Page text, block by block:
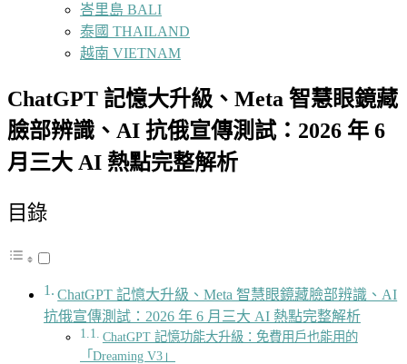
峇里島 BALI
泰國 THAILAND
越南 VIETNAM
ChatGPT 記憶大升級、Meta 智慧眼鏡藏
臉部辨識、AI 抗俄宣傳測試：2026 年 6
月三大 AI 熱點完整解析
目錄
ChatGPT 記憶大升級、Meta 智慧眼鏡藏臉部辨識、AI
抗俄宣傳測試：2026 年 6 月三大 AI 熱點完整解析
ChatGPT 記憶功能大升級：免費用戶也能用的
「Dreaming V3」